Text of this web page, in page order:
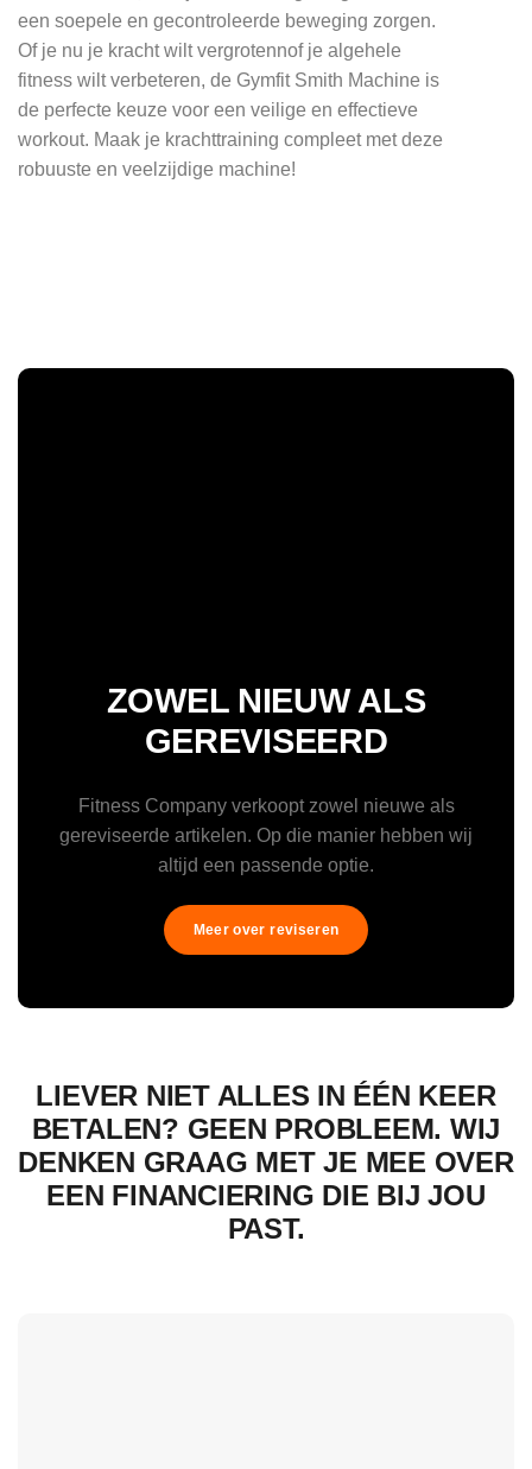
een soepele en gecontroleerde beweging zorgen.
Of je nu je kracht wilt vergrotennof je algehele
fitness wilt verbeteren, de Gymfit Smith Machine is
de perfecte keuze voor een veilige en effectieve
workout. Maak je krachttraining compleet met deze
robuuste en veelzijdige machine!
ZOWEL NIEUW ALS
GEREVISEERD
Fitness Company verkoopt zowel nieuwe als
gereviseerde artikelen. Op die manier hebben wij
altijd een passende optie.
Meer over reviseren
LIEVER NIET ALLES IN ÉÉN KEER
BETALEN? GEEN PROBLEEM. WIJ
DENKEN GRAAG MET JE MEE OVER
EEN FINANCIERING DIE BIJ JOU
PAST.